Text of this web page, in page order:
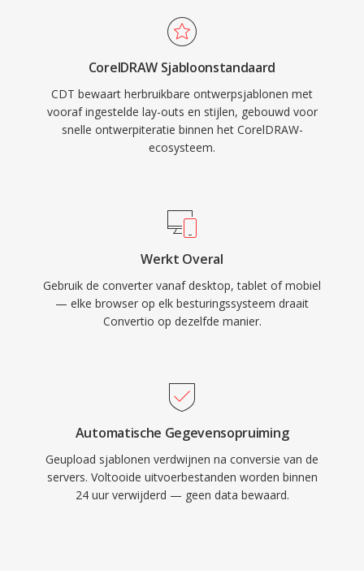
CorelDRAW Sjabloonstandaard
CDT bewaart herbruikbare ontwerpsjablonen met
vooraf ingestelde lay-outs en stijlen, gebouwd voor
snelle ontwerpiteratie binnen het CorelDRAW-
ecosysteem.
Werkt Overal
Gebruik de converter vanaf desktop, tablet of mobiel
— elke browser op elk besturingssysteem draait
Convertio op dezelfde manier.
Automatische Gegevensopruiming
Geupload sjablonen verdwijnen na conversie van de
servers. Voltooide uitvoerbestanden worden binnen
24 uur verwijderd — geen data bewaard.